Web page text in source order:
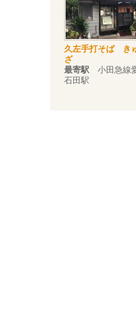
久左手打そば き
ざ
最寄駅 小田急線
石田駅